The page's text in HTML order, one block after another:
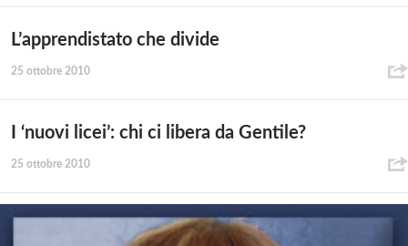
L’apprendistato che divide
25 ottobre 2010
I ‘nuovi licei’: chi ci libera da Gentile?
25 ottobre 2010